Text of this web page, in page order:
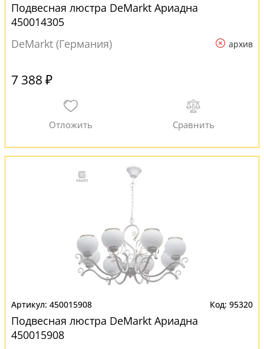
Подвесная люстра DeMarkt Ариадна
450014305
DeMarkt (Германия)
архив
7 388 ₽
450015908 95320
Подвесная люстра DeMarkt Ариадна
450015908